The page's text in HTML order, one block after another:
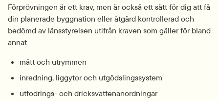
Förprövningen är ett krav, men är också ett sätt för dig att få
din planerade byggnation eller åtgärd kontrollerad och
bedömd av länsstyrelsen utifrån kraven som gäller för bland
annat
mått och utrymmen
inredning, liggytor och utgödslingssystem
utfodrings- och dricksvattenanordningar